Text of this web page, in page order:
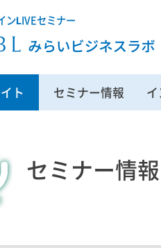
ンLIVEセミナー
ト セミナー情報
セミナー情報